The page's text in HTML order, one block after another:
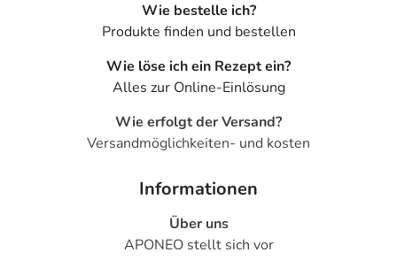
Wie bestelle ich?
Produkte finden und bestellen
Wie löse ich ein Rezept ein?
Alles zur Online-Einlösung
Wie erfolgt der Versand?
Versandmöglichkeiten- und kosten
Informationen
Über uns
APONEO stellt sich vor